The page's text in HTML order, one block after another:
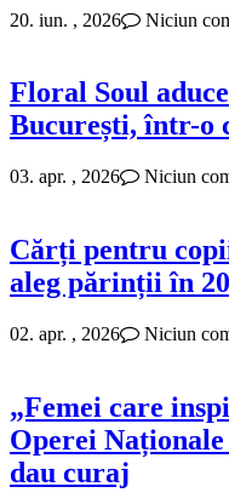
20. iun. , 2026 Niciun
Floral Soul
București, într-o
03. apr. , 2026 Niciun
Cărți pentru
aleg părinții în
02. apr. , 2026 Niciun
„Femei care
Operei
dau curaj